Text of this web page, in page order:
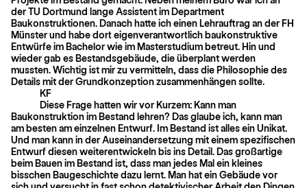
der TU Dortmund lange Assistent im Department
Baukonstruktionen. Danach hatte ich einen Lehrauftrag an der FH
Münster und habe dort eigenverantwortlich baukonstruktive
Entwürfe im Bachelor wie im Masterstudium betreut. Hin und
wieder gab es Bestandsgebäude, die überplant werden
mussten. Wichtig ist mir zu vermitteln, dass die Philosophie des
Details mit der Grundkonzeption zusammenhängen sollte.
KF
Diese Frage hatten wir vor Kurzem: Kann man
Baukonstruktion im Bestand lehren? Das glaube ich, kann man
am besten am einzelnen Entwurf. Im Bestand ist alles ein Unikat.
Und man kann in der Auseinandersetzung mit einem spezifischen
Entwurf diesen weiterentwickeln bis ins Detail. Das großartige
beim Bauen im Bestand ist, dass man jedes Mal ein kleines
bisschen Baugeschichte dazu lernt. Man hat ein Gebäude vor